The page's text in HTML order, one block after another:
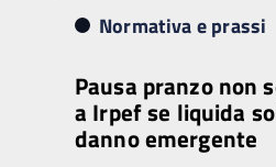
Normativa e prassi
Pausa pranzo non
a Irpef se liquida
danno emergente